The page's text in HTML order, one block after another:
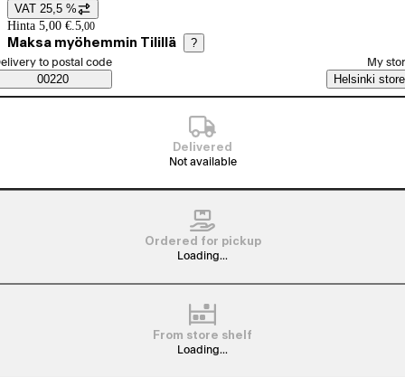
Price details
VAT 25,5 %
Hinta 5,00 €. 5,00
Maksa myöhemmin Tilillä ?
Saatavuustiedot
order method
to postal code
00220
My
Helsinki store
Delivered
Not available
Ordered for pickup
Loading...
From store shelf
Loading...